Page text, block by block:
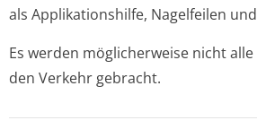
als Applikationshilfe, Nagelfeilen
Es werden möglicherweise nicht
den Verkehr gebracht.